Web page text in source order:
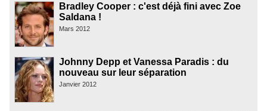
Bradley Cooper : c'est déjà fini avec Zoe
Saldana !
Mars 2012
Johnny Depp et Vanessa Paradis : du
nouveau sur leur séparation
Janvier 2012